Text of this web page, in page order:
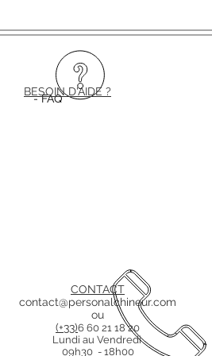
- FAQ
BESOIN D'AIDE ?
CONTACT
contact@personalchineur.com
ou
(+33)6 60 21 18 20
Lundi au Vendredi
09h30 - 18h00